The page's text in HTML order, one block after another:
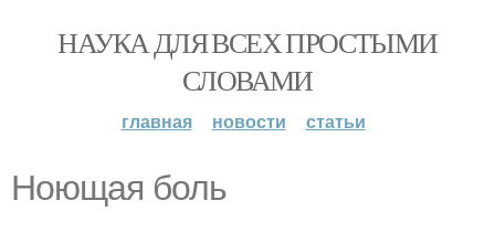
НАУКА ДЛЯ ВСЕХ ПРОСТЫМИ
СЛОВАМИ
главная новости статьи
Ноющая боль